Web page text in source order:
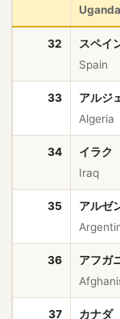
Uganda
32
スペイ
Spain
33
アルジ
Algeria
34
イラク
Iraq
35
アルゼ
36
アフガ
37 カナダ